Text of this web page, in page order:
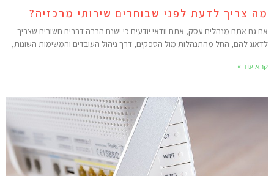
צריך לדעת לפני שבוחרים שירותי מרכזיה?
גם אתם מנהלים עסק, אתם וודאי יודעים כי ישנם הרבה דברים חשובים שצריך
להם, החל מהתנהלות מול הספקים, דרך ניהול העובדים והמשימות השונות,
עוד »